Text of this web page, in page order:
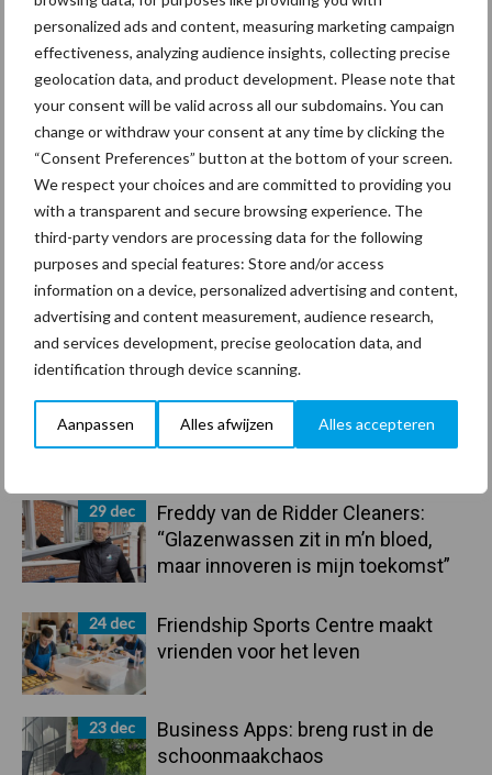
personalized ads and content, measuring marketing campaign
effectiveness, analyzing audience insights, collecting precise
geolocation data, and product development. Please note that
your consent will be valid across all our subdomains. You can
change or withdraw your consent at any time by clicking the
“Consent Preferences” button at the bottom of your screen.
We respect your choices and are committed to providing you
with a transparent and secure browsing experience. The
third-party vendors are processing data for the following
purposes and special features: Store and/or access
information on a device, personalized advertising and content,
advertising and content measurement, audience research,
and services development, precise geolocation data, and
identification through device scanning.
Aanpassen Alles afwijzen Alles accepteren
Primaire
Sidebar
Recent nieuws Partner nieuws
30 dec
Hervorming flexibele
arbeidscontracten kent mitsen en
maren
29 dec
Freddy van de Ridder Cleaners:
“Glazenwassen zit in m’n bloed,
maar innoveren is mijn toekomst”
24 dec
Friendship Sports Centre maakt
vrienden voor het leven
23 dec
Business Apps: breng rust in de
schoonmaakchaos
Coronavirus UVC
Toon meer